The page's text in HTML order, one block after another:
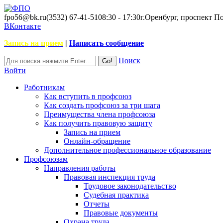
fpo56@bk.ru(3532) 67-41-5108:30 - 17:30г.Оренбург, проспект
ВКонтакте
Запись на прием | Написать сообщение
Поиск
Войти
Работникам
Как вступить в профсоюз
Как создать профсоюз за три шага
Преимущества члена профсоюза
Как получить правовую защиту
Запись на прием
Онлайн-обращение
Дополнительное профессиональное образование
Профсоюзам
Направления работы
Правовая инспекция труда
Трудовое законодательство
Судебная практика
Отчеты
Правовые документы